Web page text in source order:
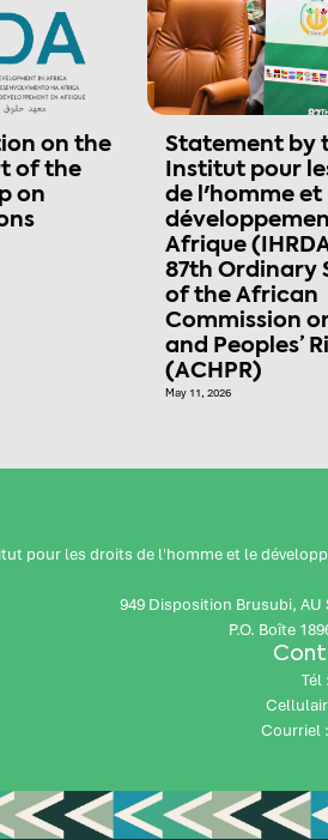
on the
of the
on
Statement by
Institut pour
de l'homme et
Afrique
87th Ordinary
of the African
Commission
and Peoples’
(ACHPR)
May 11, 2026
pour les droits de l'homme et le
949 Disposition Brusubi, AU
P.O. Boîte
Tél
Courriel